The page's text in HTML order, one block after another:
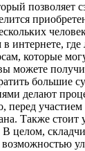
интернете,
которые
можете
большие
делают
перед
Также стоит
В целом,
возможностью